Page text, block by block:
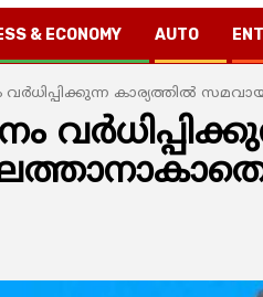
& ECONOMY AUTO
കാര്യത്തില്‍